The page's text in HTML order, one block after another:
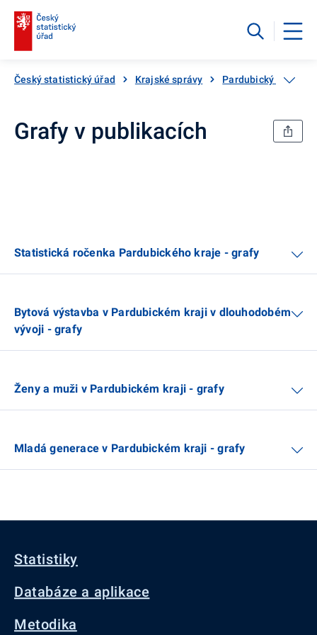
Český statistický úřad Krajské správy Pardubický kraj
Grafy v publikacích
Statistická ročenka Pardubického kraje - grafy
Bytová výstavba v Pardubickém kraji v dlouhodobém
vývoji - grafy
Ženy a muži v Pardubickém kraji - grafy
Mladá generace v Pardubickém kraji - grafy
Statistiky
Databáze a aplikace
Metodika